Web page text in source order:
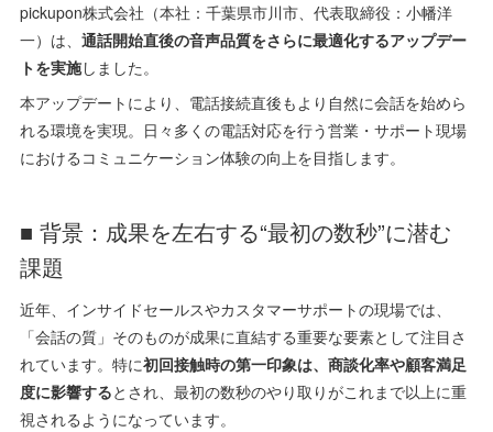
pickupon株式会社（本社：千葉県市川市、代表取締役：小幡洋
一）は、通話開始直後の音声品質をさらに最適化するアップデー
トを実施しました。
本アップデートにより、電話接続直後もより自然に会話を始めら
れる環境を実現。日々多くの電話対応を行う営業・サポート現場
におけるコミュニケーション体験の向上を目指します。
■ 背景：成果を左右する“最初の数秒”に潜む
課題
近年、インサイドセールスやカスタマーサポートの現場では、
「会話の質」そのものが成果に直結する重要な要素として注目さ
れています。特に初回接触時の第一印象は、商談化率や顧客満足
度に影響するとされ、最初の数秒のやり取りがこれまで以上に重
視されるようになっています。